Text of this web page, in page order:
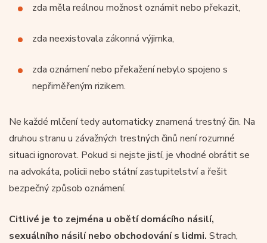
zda měla reálnou možnost oznámit nebo překazit,
zda neexistovala zákonná výjimka,
zda oznámení nebo překažení nebylo spojeno s
nepřiměřeným rizikem.
Ne každé mlčení tedy automaticky znamená trestný čin. Na
druhou stranu u závažných trestných činů není rozumné
situaci ignorovat. Pokud si nejste jistí, je vhodné obrátit se
na advokáta, policii nebo státní zastupitelství a řešit
bezpečný způsob oznámení.
Citlivé je to zejména u obětí domácího násilí,
sexuálního násilí nebo obchodování s lidmi. Strach,